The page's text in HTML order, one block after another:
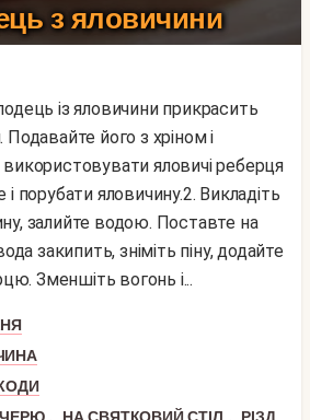
з яловичини
його з хріном і
яловичі реберця
порубати яловичину.2. Викладіть
залийте водою. Поставте на
закипить, зніміть піну, додайте
Зменшіть вогонь і...
НА СВЯТКОВИЙ СТІЛ
РІЗДВО